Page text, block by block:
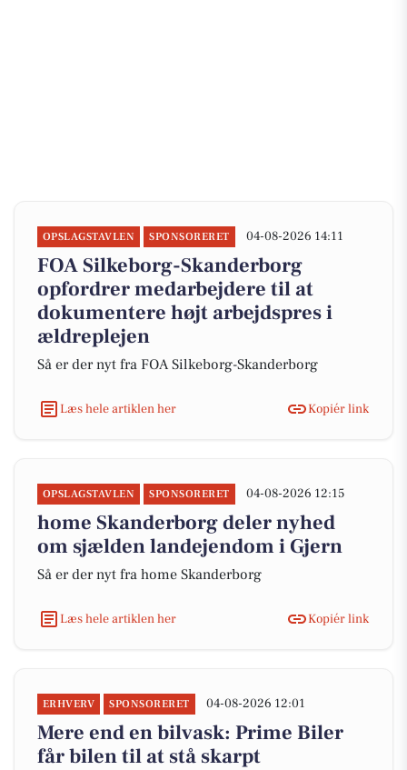
OPSLAGSTAVLEN SPONSORERET 04-08-2026 14:11
FOA Silkeborg-Skanderborg
opfordrer medarbejdere til at
dokumentere højt arbejdspres i
ældreplejen
Så er der nyt fra FOA Silkeborg-Skanderborg
Læs hele artiklen her Kopiér link
OPSLAGSTAVLEN SPONSORERET 04-08-2026 12:15
home Skanderborg deler nyhed
om sjælden landejendom i Gjern
Så er der nyt fra home Skanderborg
Læs hele artiklen her Kopiér link
ERHVERV SPONSORERET 04-08-2026 12:01
Mere end en bilvask: Prime Biler
får bilen til at stå skarpt